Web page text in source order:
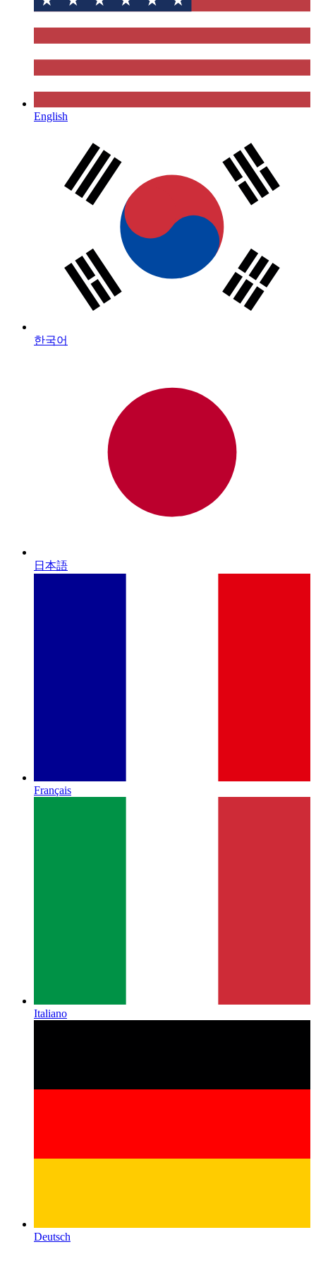
English
한국어
日本語
Français
Italiano
Deutsch